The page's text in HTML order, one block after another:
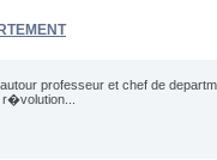
professeur et chef de